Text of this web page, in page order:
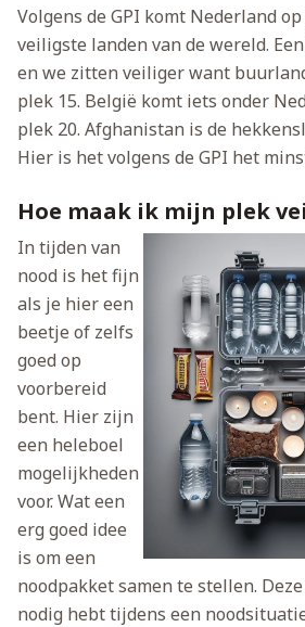
Volgens de GPI komt Nederland
veiligste landen van de wereld.
en we zitten veiliger want
plek 15. België komt iets onder
plek 20. Afghanistan is de
Hier is het volgens de GPI het
Hoe maak ik mijn plek
In tijden van
nood is het fijn
als je hier een
beetje of zelfs
goed op
voorbereid
bent. Hier zijn
een heleboel
mogelijkheden
voor. Wat een
erg goed idee
is om een
noodpakket samen te stellen.
nodig hebt tijdens een